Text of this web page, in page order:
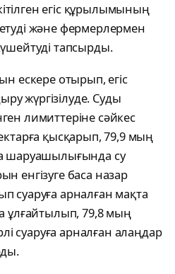
егіс құрылымының
және фермерлермен
тапсырды.
ескере отырып, егіс
жүргізілуде. Суды
лимиттеріне сәйкес
қысқарып, 79,9 мың
шаруашылығында су
енгізуге баса назар
суаруға арналған мақта
ұлғайтылып, 79,8 мың
суаруға арналған алаңдар